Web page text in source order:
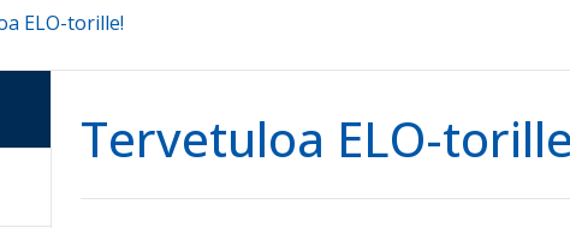
ELO-torille!
Tervetuloa ELO-